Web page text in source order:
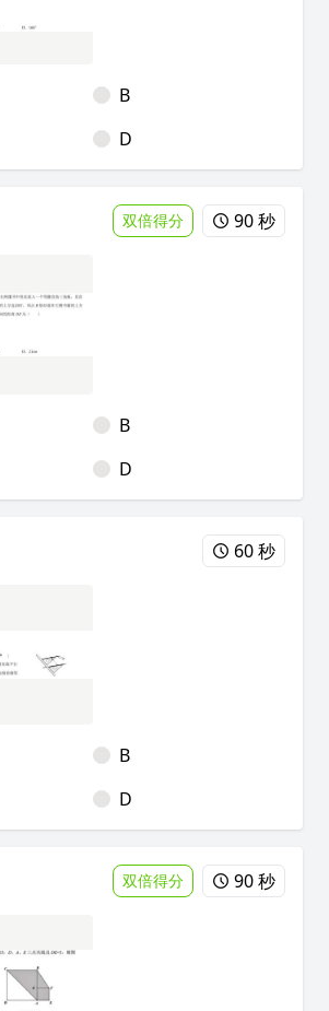
B
D
双倍得分 90 秒
B
D
60 秒
B
D
双倍得分 90 秒